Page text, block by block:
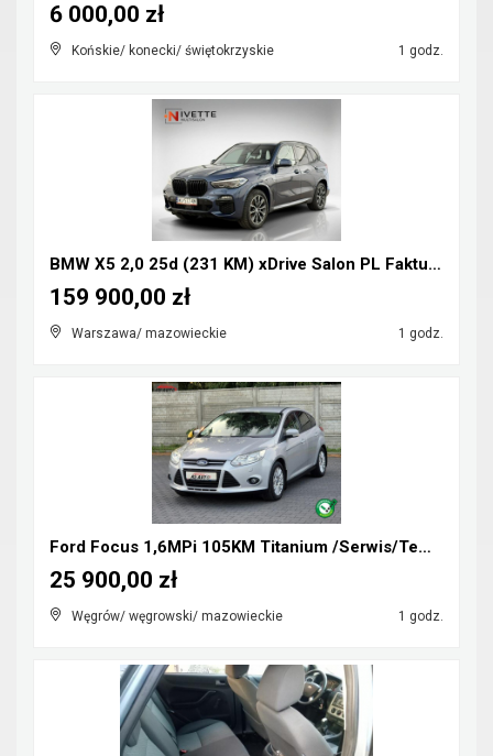
Końskie/ konecki/ świętokrzyskie 1 godz.
6 000,00 zł
BMW X5 2,0 25d (231 KM) xDrive Salon PL Faktura Va...
Warszawa/ mazowieckie 1 godz.
159 900,00 zł
Ford Focus 1,6MPi 105KM Titanium /Serwis/Tempomat/...
Węgrów/ węgrowski/ mazowieckie 1 godz.
25 900,00 zł